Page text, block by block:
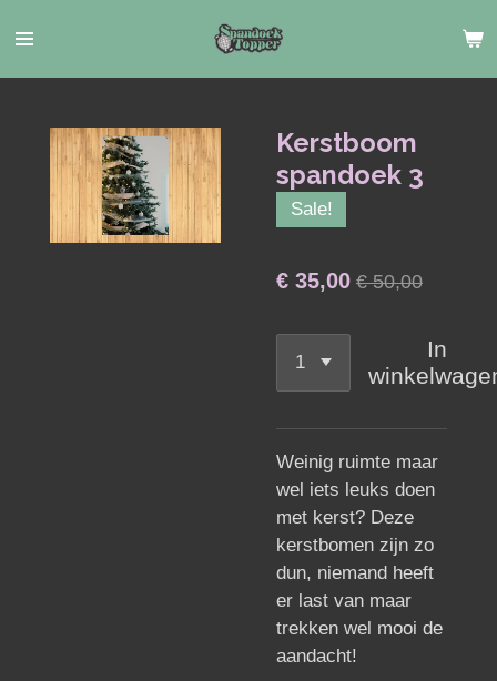
direct
naar
hoofdinhoud
Kerstboom
spandoek 3
Sale!
€ 35,00 € 50,00
In
Weinig ruimte maar
wel iets leuks doen
met kerst? Deze
kerstbomen zijn zo
dun, niemand heeft
er last van maar
trekken wel mooi de
aandacht!